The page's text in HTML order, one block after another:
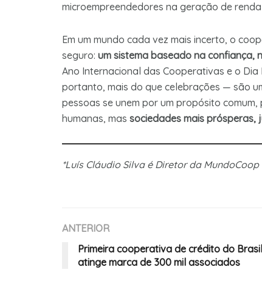
microempreendedores na geração de
Em um mundo cada vez mais incerto, o
seguro: um sistema baseado na
Ano Internacional das Cooperativas e o
portanto, mais do que celebrações — são
pessoas se unem por um propósito
humanas, mas sociedades mais prósperas,
*Luís Cláudio Silva é Diretor da MundoCoop
ANTERIOR
Primeira cooperativa de crédito do Brasil
atinge marca de 300 mil associados